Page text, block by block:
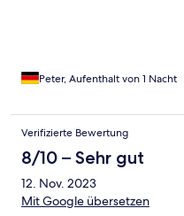
Peter, Aufenthalt von 1 Nacht
Verifizierte Bewertung
8/10 – Sehr gut
12. Nov. 2023
Mit Google übersetzen